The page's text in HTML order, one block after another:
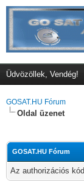
Üdvözöllek, Vendég!
GOSAT.HU Fórum
Oldal üzenet
GOSAT.HU Fórum
Az authorizációs